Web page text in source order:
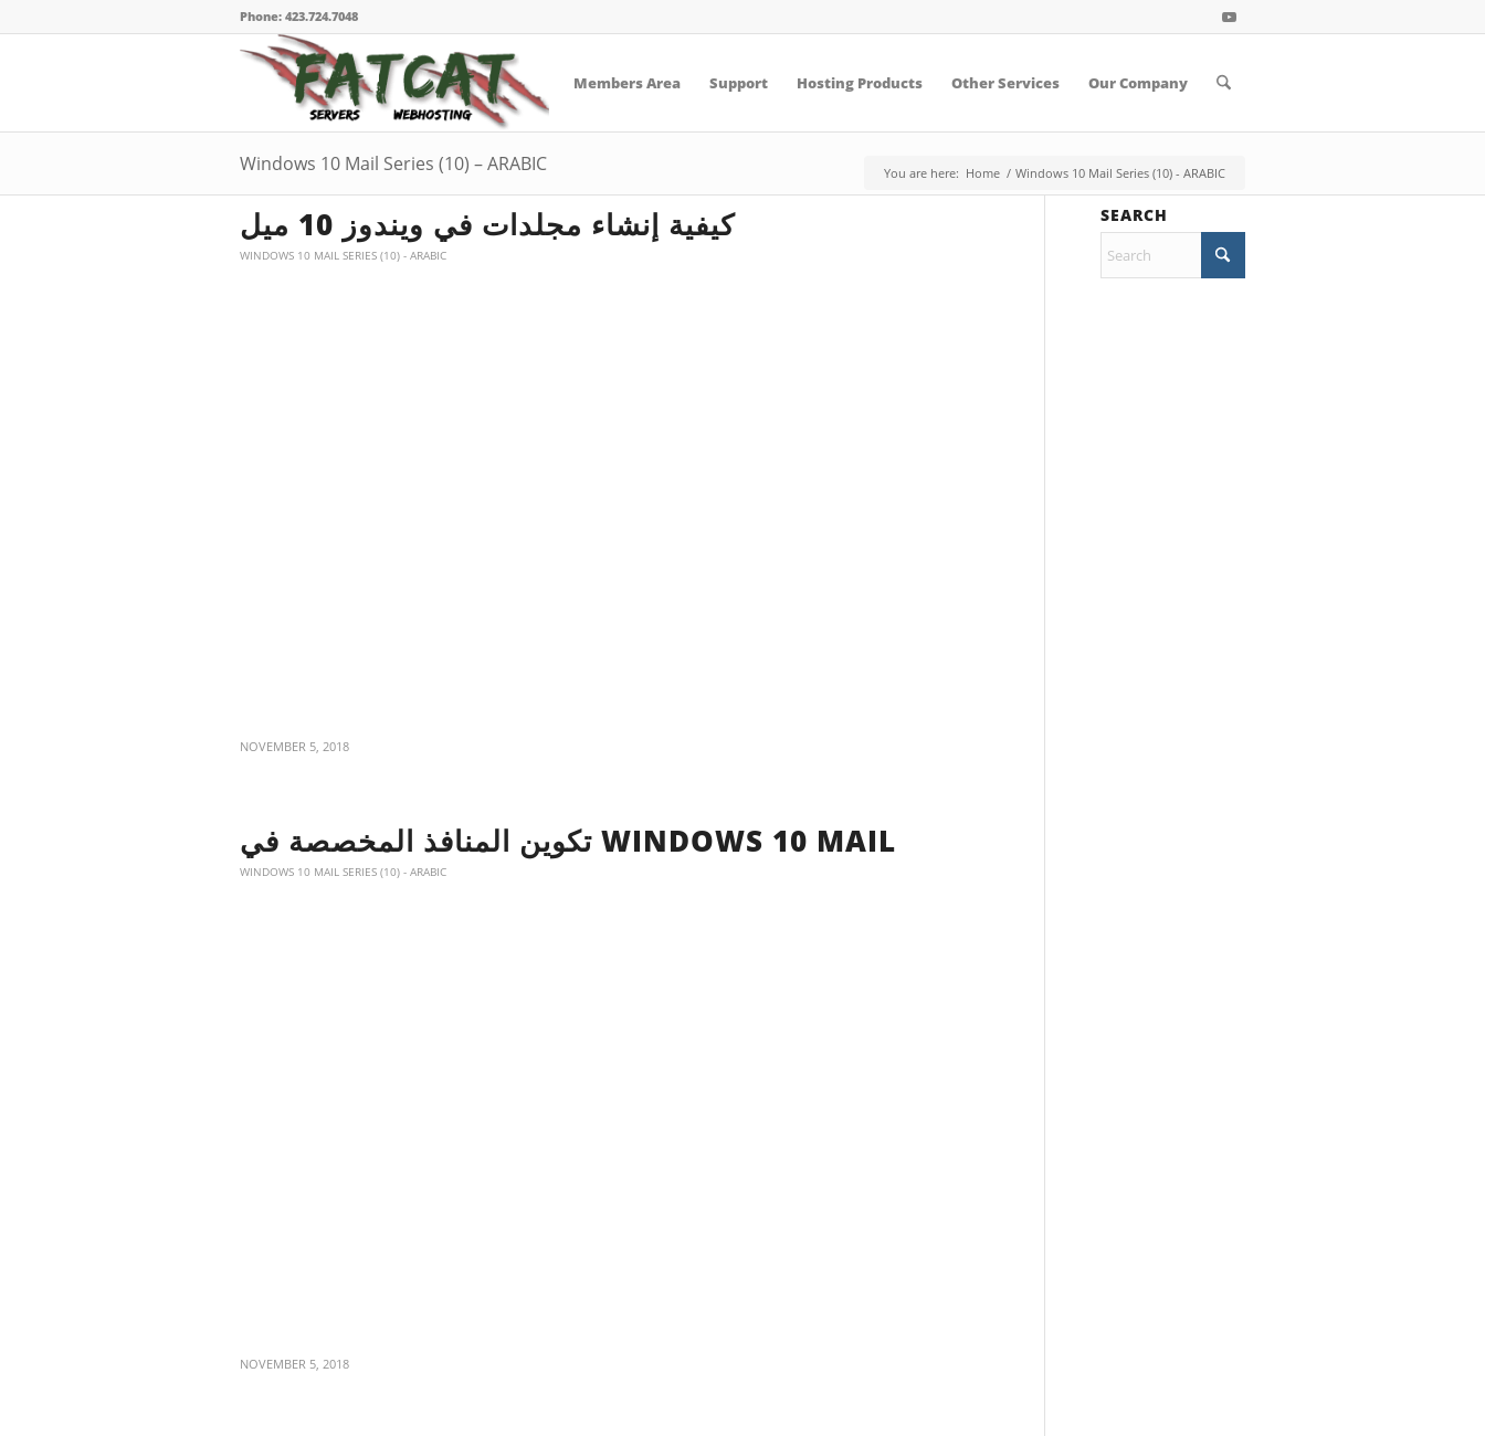
Phone: 423.724.7048
Members Area Support Hosting Products Other Services Our Company
Windows 10 Mail Series (10) – ARABIC You are here: Home / Windows 10 Mail Series (10) - ARABIC
كيفية إنشاء مجلدات في ويندوز 10 ميل
WINDOWS 10 MAIL SERIES (10) - ARABIC
NOVEMBER 5, 2018
تكوين المنافذ المخصصة في WINDOWS 10 MAIL
WINDOWS 10 MAIL SERIES (10) - ARABIC
NOVEMBER 5, 2018
SEARCH